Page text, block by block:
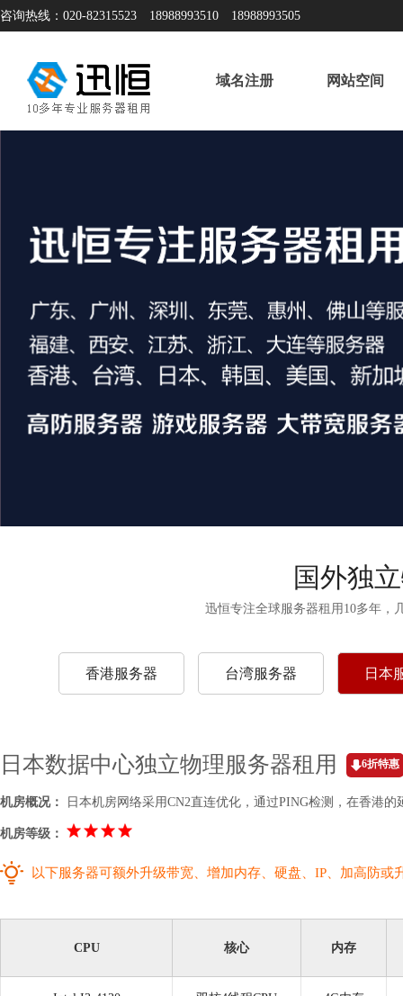
咨询热线：020-82315523 18988993510 18988993505
域名注册 网站空间
国外独
迅恒专注全球服务器租用10多年，
香港服务器 台湾服务器 日本
日本数据中心独立物理服务器租用 6折特惠
机房概况： 日本机房网络采用CN2直连优化，通过PING检测，在香港的
机房等级：
以下服务器可额外升级带宽、增加内存、硬盘、IP、加高防或
CPU 核心 内存